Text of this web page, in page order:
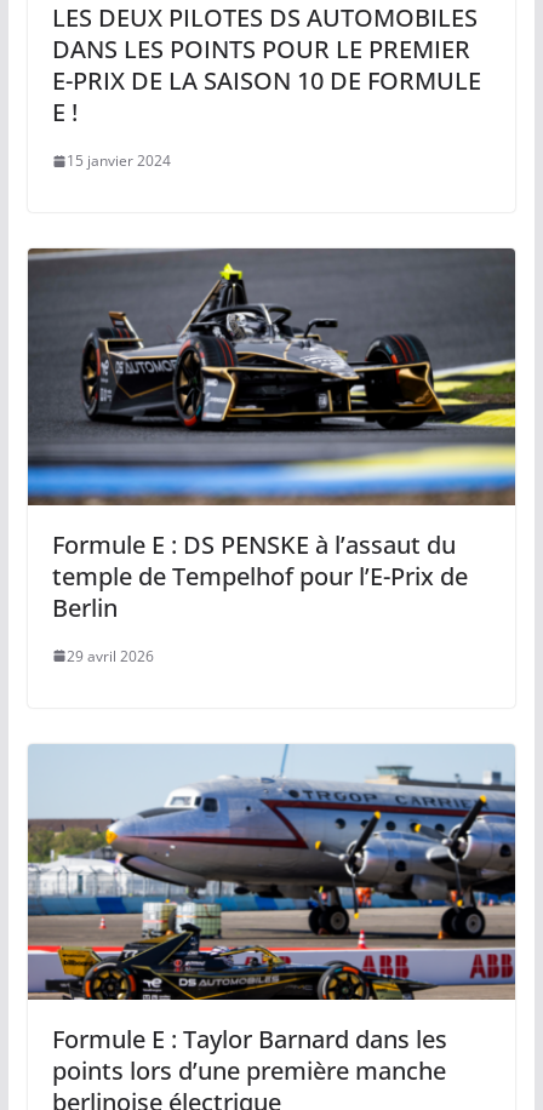
LES DEUX PILOTES DS AUTOMOBILES
DANS LES POINTS POUR LE PREMIER
E-PRIX DE LA SAISON 10 DE FORMULE
E !
15 janvier 2024
Formule E : DS PENSKE à l’assaut du
temple de Tempelhof pour l’E-Prix de
Berlin
29 avril 2026
Formule E : Taylor Barnard dans les
points lors d’une première manche
berlinoise électrique